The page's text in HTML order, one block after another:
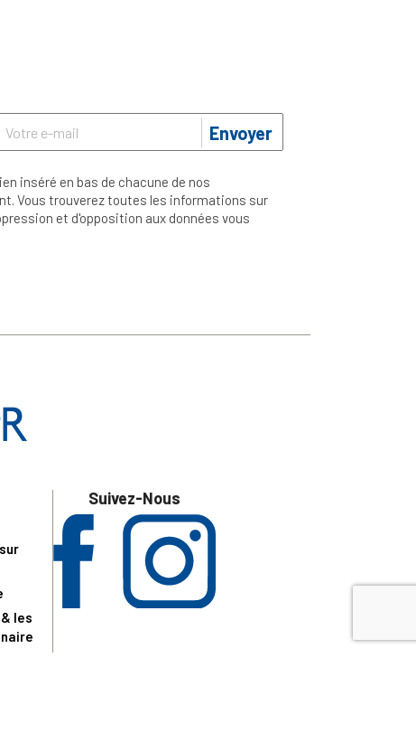
Envoyer
inséré en bas de chacune de nos
Vous trouverez toutes les informations sur
et d'opposition aux données vous
les
Suivez-Nous